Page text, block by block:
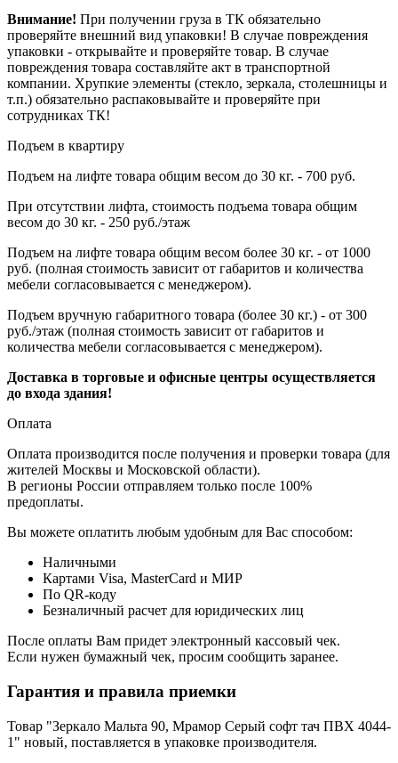
Внимание! При получении груза в ТК обязательно
проверяйте внешний вид упаковки! В случае повреждения
упаковки - открывайте и проверяйте товар. В случае
повреждения товара составляйте акт в транспортной
компании. Хрупкие элементы (стекло, зеркала, столешницы и
т.п.) обязательно распаковывайте и проверяйте при
сотрудниках ТК!
Подъем в квартиру
Подъем на лифте товара общим весом до 30 кг. - 700 руб.
При отсутствии лифта, стоимость подъема товара общим
весом до 30 кг. - 250 руб./этаж
Подъем на лифте товара общим весом более 30 кг. - от 1000
руб. (полная стоимость зависит от габаритов и количества
мебели согласовывается с менеджером).
Подъем вручную габаритного товара (более 30 кг.) - от 300
руб./этаж (полная стоимость зависит от габаритов и
количества мебели согласовывается с менеджером).
Доставка в торговые и офисные центры осуществляется
до входа здания!
Оплата
Оплата производится после получения и проверки товара (для
жителей Москвы и Московской области).
В регионы России отправляем только после 100%
предоплаты.
Вы можете оплатить любым удобным для Вас способом:
Наличными
Картами Visa, MasterCard и МИР
По QR-коду
Безналичный расчет для юридических лиц
После оплаты Вам придет электронный кассовый чек.
Если нужен бумажный чек, просим сообщить заранее.
Гарантия и правила приемки
Товар "Зеркало Мальта 90, Мрамор Серый софт тач ПВХ 4044-
1" новый, поставляется в упаковке производителя.